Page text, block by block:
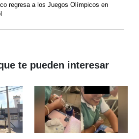
regresa a los Juegos Olímpicos en
te pueden interesar